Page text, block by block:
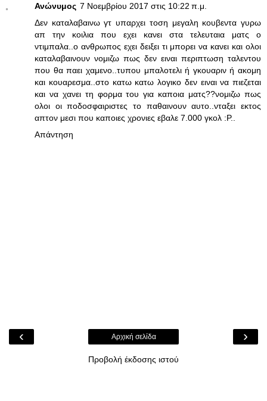
Ανώνυμος 7 Νοεμβρίου 2017 στις 10:22 π.μ.
Δεν καταλαβαινω γτ υπαρχει τοση μεγαλη κουβεντα γυρω
απ την κοιλια που εχει κανει στα τελευταια ματς ο
ντιμπαλα..ο ανθρωπος εχει δειξει τι μπορει να κανει και ολοι
καταλαβαινουν νομιζω πως δεν ειναι περιπτωση ταλεντου
που θα παει χαμενο..τυπου μπαλοτελι ή γκουαριν ή ακομη
και κουαρεσμα..στο κατω κατω λογικο δεν ειναι να πιεζεται
και να χανει τη φορμα του για καποια ματς??νομιζω πως
ολοι οι ποδοσφαιριστες το παθαινουν αυτο..νταξει εκτος
απτον μεσι που καποιες χρονιες εβαλε 7.000 γκολ :P..
Απάντηση
‹ ›
Αρχική σελίδα
Προβολή έκδοσης ιστού